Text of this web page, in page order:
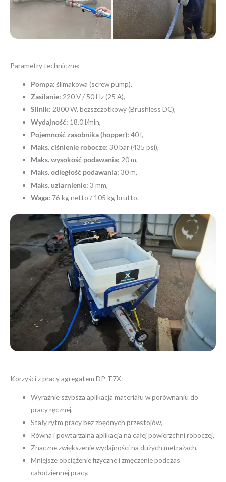
Parametry techniczne:
Pompa: ślimakowa (screw pump),
Zasilanie: 220 V / 50 Hz (25 A),
Silnik: 2800 W, bezszczotkowy (Brushless DC),
Wydajność: 18,0 l/min,
Pojemność zasobnika (hopper): 40 l,
Maks. ciśnienie robocze: 30 bar (435 psi),
Maks. wysokość podawania: 20 m,
Maks. odległość podawania: 30 m,
Maks. uziarnienie: 3 mm,
Waga: 76 kg netto / 105 kg brutto.
Korzyści z pracy agregatem DP-T7X:
Wyraźnie szybsza aplikacja materiału w porównaniu do
pracy ręcznej,
Stały rytm pracy bez zbędnych przestojów,
Równa i powtarzalna aplikacja na całej powierzchni roboczej,
Znaczne zwiększenie wydajności na dużych metrażach,
Mniejsze obciążenie fizyczne i zmęczenie podczas
całodziennej pracy,